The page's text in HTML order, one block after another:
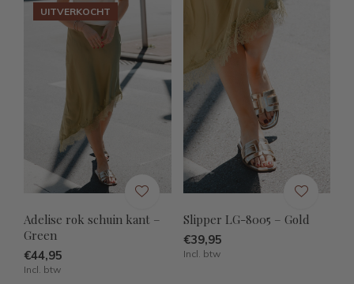
UITVERKOCHT
Adelise rok schuin kant –
Green
€44,95
Incl. btw
Slipper LG-8005 – Gold
€39,95
Incl. btw